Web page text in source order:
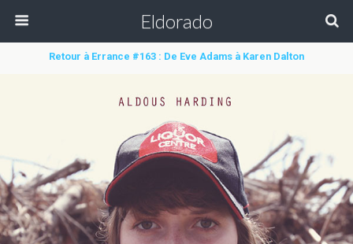
Eldorado
Retour à Errance #163 : De Eve Adams à Karen Dalton